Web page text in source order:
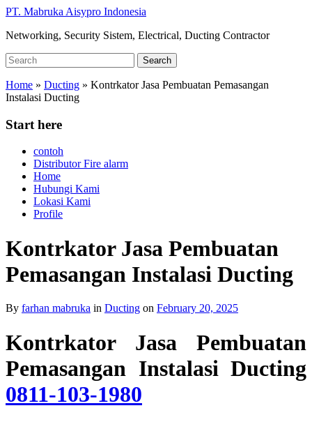
Skip
main
PT. Mabruka Aisypro Indonesia
Networking, Security Sistem, Electrical, Ducting Contractor
Search
for:
Search
Home » Ducting » Kontrkator Jasa Pembuatan Pemasangan
Instalasi Ducting
Start here
contoh
Distributor Fire alarm
Home
Hubungi Kami
Lokasi Kami
Profile
Kontrkator Jasa Pembuatan
Pemasangan Instalasi Ducting
By farhan mabruka in Ducting on February 20, 2025
Kontrkator Jasa Pembuatan
Pemasangan Instalasi Ducting
0811-103-1980